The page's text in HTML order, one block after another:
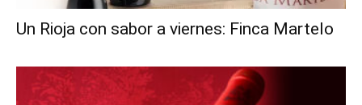
Un Rioja con sabor a viernes: Finca Martelo